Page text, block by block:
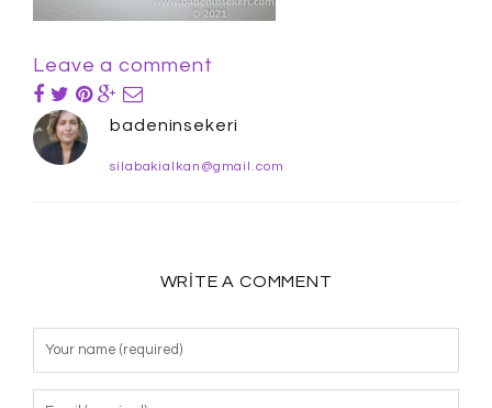
Leave a comment
badeninsekeri
silabakialkan@gmail.com
WRITE A COMMENT